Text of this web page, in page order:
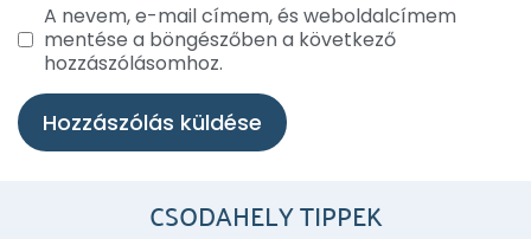
A nevem, e-mail címem, és weboldalcímem
mentése a böngészőben a következő
hozzászólásomhoz.
CSODAHELY TIPPEK